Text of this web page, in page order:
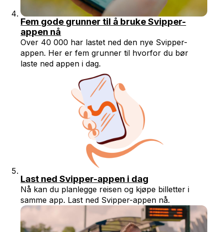
Fem gode grunner til å bruke Svipper-
appen nå
Over 40 000 har lastet ned den nye Svipper-
appen. Her er fem grunner til hvorfor du bør
laste ned appen i dag.
Last ned Svipper-appen i dag
Nå kan du planlegge reisen og kjøpe billetter i
samme app. Last ned Svipper-appen nå.